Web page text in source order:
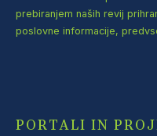
prebiranjem naših revij
poslovne informacije,
PORTALI IN